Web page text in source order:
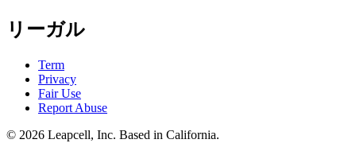
リーガル
Term
Privacy
Fair Use
Report Abuse
© 2026 Leapcell, Inc. Based in California.